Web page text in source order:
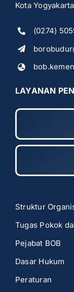
Kota
(0274)
LAYANAN
Struktur
Tugas Pokok
Pejabat BOB
Dasar Hukum
Peraturan